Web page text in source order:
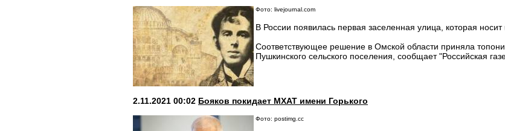
Фото: livejournal.com
В России появилась первая заселенная улица, которая
Соответствующее решение в Омской области приняла
Пушкинского сельского поселения, сообщает "Российская
2.11.2021 00:02 Бояков покидает МХАТ имени Горького
Фото: postimg.cc